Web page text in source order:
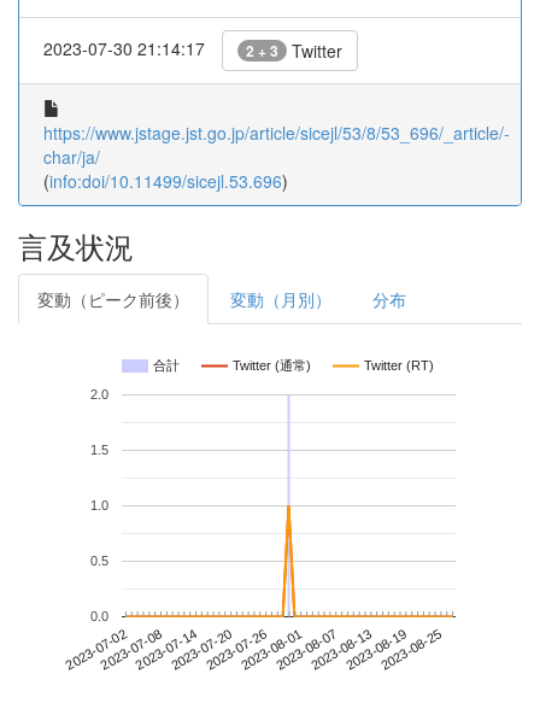
2023-07-30 21:14:17 2 + 3 Twitter
https://www.jstage.jst.go.jp/article/sicejl/53/8/53_696/_article/-
char/ja/
(info:doi/10.11499/sicejl.53.696)
言及状況
変動（ピーク前後） 変動（月別） 分布
合計 Twitter (通常) Twitter (RT)
2023-07-022023-07-082023-07-142023-07-202023-07-262023-08-012023-08-072023-08-132023-08-192023-08-25
0.0
0.5
1.0
1.5
2.0